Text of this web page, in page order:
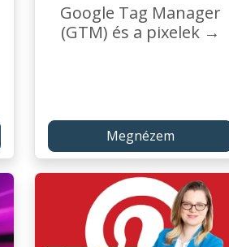
Google Tag Manager
(GTM) és a pixelek →
Megnézem